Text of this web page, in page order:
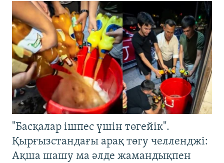
"Басқалар ішпес үшін төгейік".
Қырғызстандағы арақ төгу челленджі:
Ақша шашу ма әлде жамандықпен